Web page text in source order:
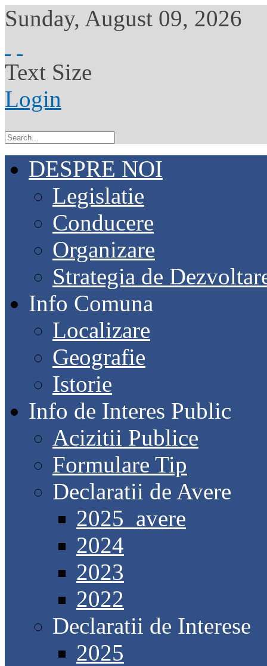
Sunday, August 09, 2026
Text Size
Login
DESPRE NOI
Legislatie
Conducere
Organizare
Strategia de
Info Comuna
Localizare
Geografie
Istorie
Info de Interes Public
Acizitii Publice
Formulare Tip
Declaratii de Avere
2025_avere
2024
2023
2022
Declaratii de Interese
2025